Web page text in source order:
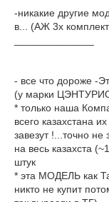
-никакие другие
в... (АЖ 3х
- все что дороже -
(у марки
* только наша
всего казахстана
завезут !...точно не
на весь казахста
штук
* эта МОДЕЛЬ как
никто не купит